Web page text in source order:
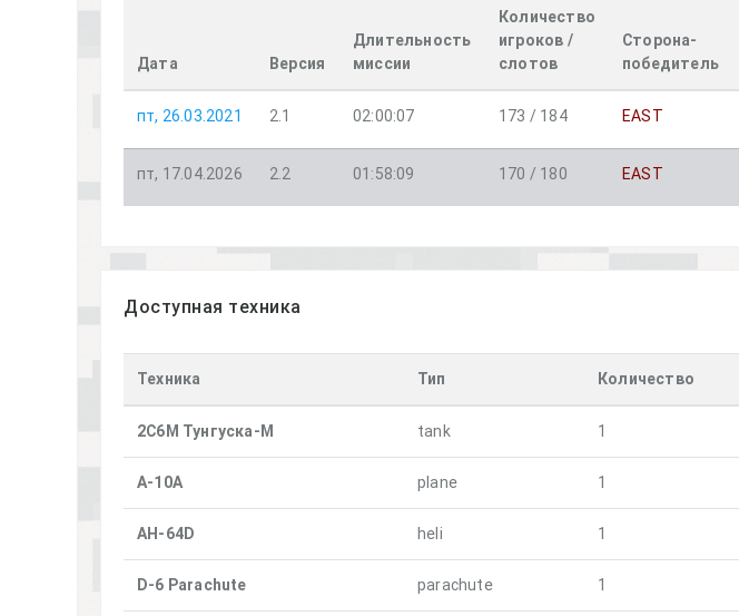
Дата Версия
Длительность
миссии
Количество
игроков /
слотов
Сторона-
победитель
пт, 26.03.2021 2.1 02:00:07 173 / 184 EAST
пт, 17.04.2026 2.2 01:58:09 170 / 180 EAST
Доступная техника
Техника Тип Количество
2С6М Тунгуска-М tank 1
A-10A plane 1
AH-64D heli 1
D-6 Parachute parachute 1